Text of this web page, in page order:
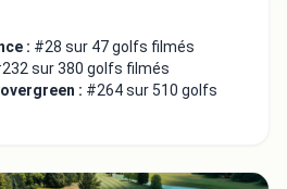
: #28 sur 47 golfs filmés
sur 380 golfs filmés
: #264 sur 510 golfs